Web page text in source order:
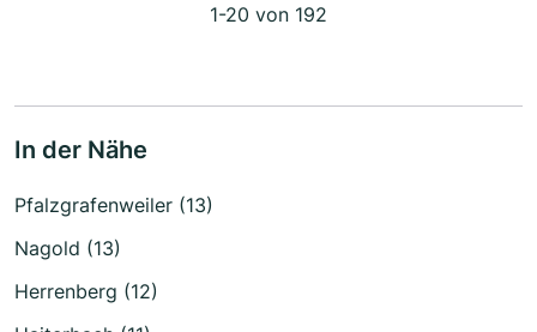
1-20 von 192
In der Nähe
Pfalzgrafenweiler (13)
Nagold (13)
Herrenberg (12)